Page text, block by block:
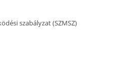
szabályzat (SZMSZ)